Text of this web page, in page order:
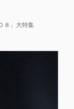
８」大特集